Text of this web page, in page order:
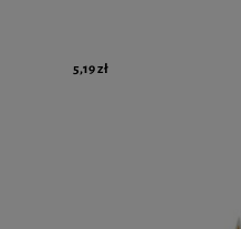
5,19 zł